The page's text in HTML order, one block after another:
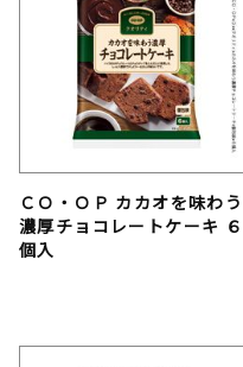
ＣＯ・ＯＰ カカオを味わう
濃厚チョコレートケーキ ６
個入